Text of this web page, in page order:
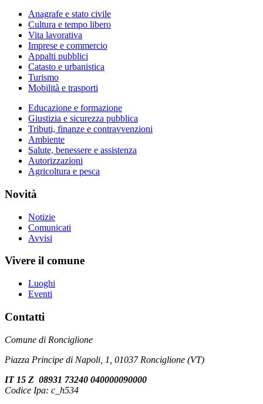
Anagrafe e stato civile
Cultura e tempo libero
Vita lavorativa
Imprese e commercio
Appalti pubblici
Catasto e urbanistica
Turismo
Mobilità e trasporti
Educazione e formazione
Giustizia e sicurezza pubblica
Tributi, finanze e contravvenzioni
Ambiente
Salute, benessere e assistenza
Autorizzazioni
Agricoltura e pesca
Novità
Notizie
Comunicati
Avvisi
Vivere il comune
Luoghi
Eventi
Contatti
Comune di Ronciglione
Piazza Principe di Napoli, 1, 01037 Ronciglione (VT)
IT 15 Z 08931 73240 040000090000
Codice Ipa: c_h534